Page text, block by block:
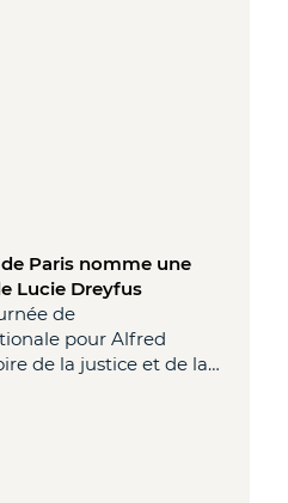
Paris nomme une
Lucie Dreyfus
de
pour Alfred
de la justice et de la
et l'antisémitisme, la